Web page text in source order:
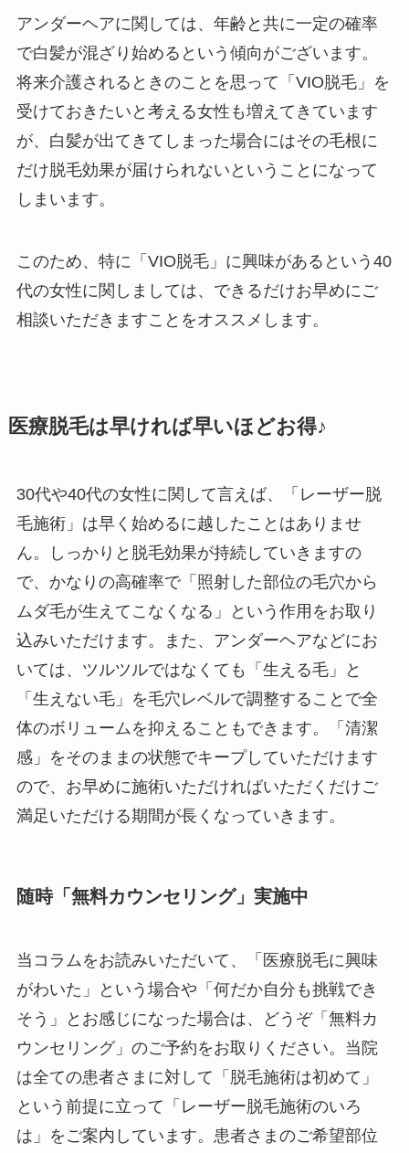
アンダーヘアに関しては、年齢と共に一定の確率
で白髪が混ざり始めるという傾向がございます。
将来介護されるときのことを思って「VIO脱毛」を
受けておきたいと考える女性も増えてきています
が、白髪が出てきてしまった場合にはその毛根に
だけ脱毛効果が届けられないということになって
しまいます。
このため、特に「VIO脱毛」に興味があるという40
代の女性に関しましては、できるだけお早めにご
相談いただきますことをオススメします。
医療脱毛は早ければ早いほどお得♪
30代や40代の女性に関して言えば、「レーザー脱
毛施術」は早く始めるに越したことはありませ
ん。しっかりと脱毛効果が持続していきますの
で、かなりの高確率で「照射した部位の毛穴から
ムダ毛が生えてこなくなる」という作用をお取り
込みいただけます。また、アンダーヘアなどにお
いては、ツルツルではなくても「生える毛」と
「生えない毛」を毛穴レベルで調整することで全
体のボリュームを抑えることもできます。「清潔
感」をそのままの状態でキープしていただけます
ので、お早めに施術いただければいただくだけご
満足いただける期間が長くなっていきます。
随時「無料カウンセリング」実施中
当コラムをお読みいただいて、「医療脱毛に興味
がわいた」という場合や「何だか自分も挑戦でき
そう」とお感じになった場合は、どうぞ「無料カ
ウンセリング」のご予約をお取りください。当院
は全ての患者さまに対して「脱毛施術は初めて」
という前提に立って「レーザー脱毛施術のいろ
は」をご案内しています。患者さまのご希望部位